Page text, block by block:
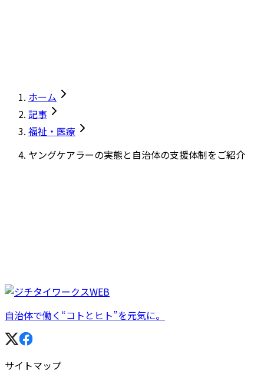
ホーム
記事
福祉・医療
ヤングケアラーの実態と自治体の支援体制をご紹介
自治体で働く“コトとヒト”を元気に。
サイトマップ